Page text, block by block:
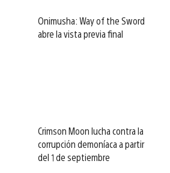
Onimusha: Way of the Sword
abre la vista previa final
Crimson Moon lucha contra la
corrupción demoníaca a partir
del 1 de septiembre